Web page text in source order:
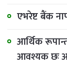
एभरेष्ट बैंक
आर्थिक
आवश्यक छः